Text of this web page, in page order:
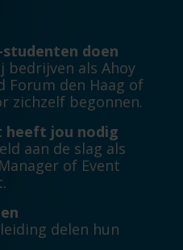
doen
bedrijven als Ahoy
Forum den Haag of
zichzelf begonnen.
heeft jou nodig
aan de slag als
of Event
delen hun